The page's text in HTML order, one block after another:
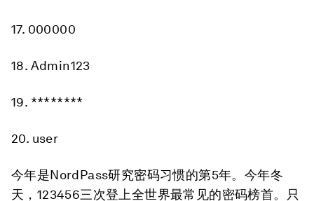
17. 000000
18. Admin123
19. ********
20. user
今年是NordPass研究密码习惯的第5年。今年冬
天，123456三次登上全世界最常见的密码榜首。只